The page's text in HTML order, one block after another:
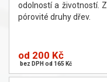
odolností a životností.
pórovité druhy dřev.
od 200 Kč
bez DPH od 165 Kč